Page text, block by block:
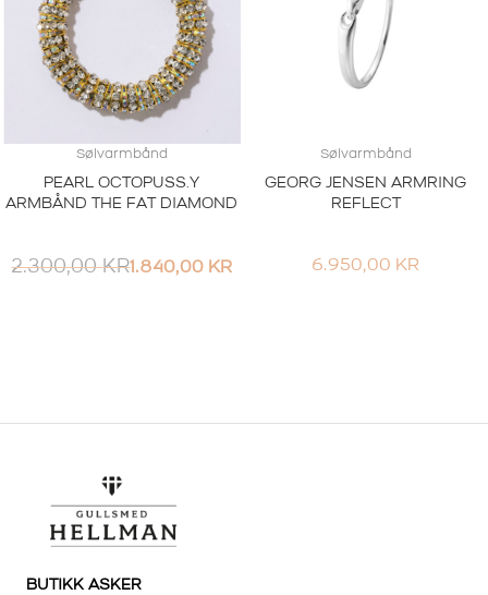
Sølvarmbånd
PEARL OCTOPUSS.Y
ARMBÅND THE FAT DIAMOND
2.300,00KR1.840,00 KR
Sølvarmbånd
GEORG JENSEN ARMRING
REFLECT
6.950,00 KR
BUTIKK ASKER